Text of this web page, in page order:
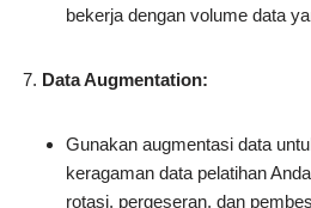
bekerja dengan volume data
Data Augmentation:
Gunakan augmentasi data
keragaman data pelatihan
rotasi, pergeseran, dan